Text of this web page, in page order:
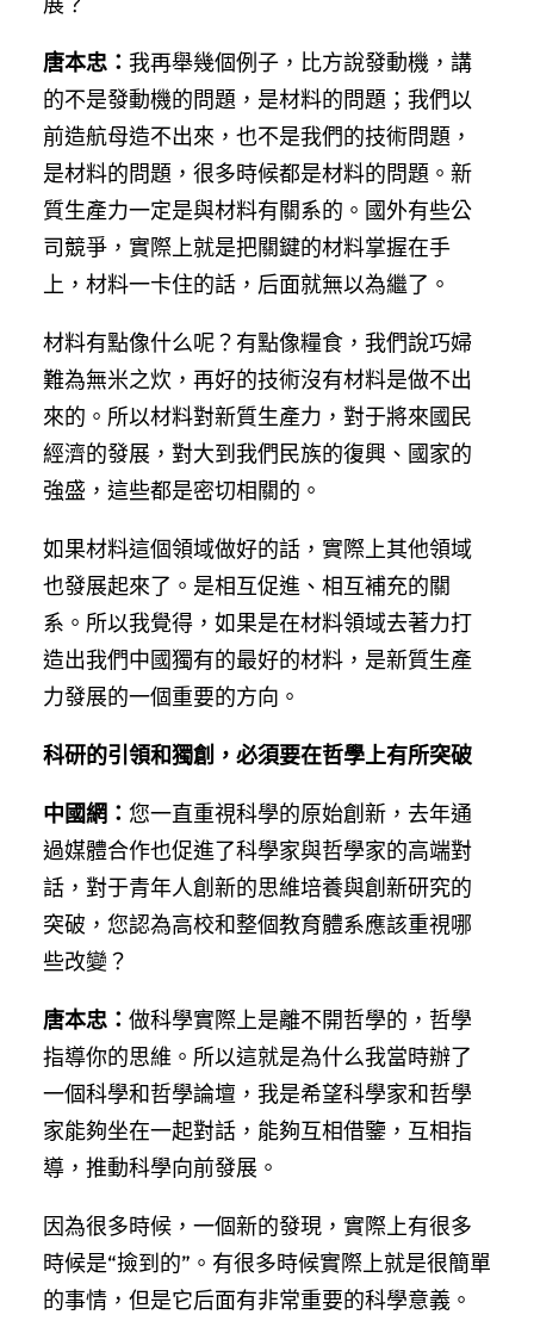
唐本忠： 我再舉幾個例子，比方說發動機，講
的不是發動機的問題，是材料的問題；我們以
前造航母造不出來，也不是我們的技術問題，
是材料的問題，很多時候都是材料的問題。新
質生產力一定是與材料有關系的。國外有些公
司競爭，實際上就是把關鍵的材料掌握在手
上，材料一卡住的話，后面就無以為繼了。
材料有點像什么呢？有點像糧食，我們說巧婦
難為無米之炊，再好的技術沒有材料是做不出
來的。所以材料對新質生產力，對于將來國民
經濟的發展，對大到我們民族的復興、國家的
強盛，這些都是密切相關的。
如果材料這個領域做好的話，實際上其他領域
也發展起來了。是相互促進、相互補充的關
系。所以我覺得，如果是在材料領域去著力打
造出我們中國獨有的最好的材料，是新質生產
力發展的一個重要的方向。
科研的引領和獨創，必須要在哲學上有所突破
中國網： 您一直重視科學的原始創新，去年通
過媒體合作也促進了科學家與哲學家的高端對
話，對于青年人創新的思維培養與創新研究的
突破，您認為高校和整個教育體系應該重視哪
些改變？
唐本忠： 做科學實際上是離不開哲學的，哲學
指導你的思維。所以這就是為什么我當時辦了
一個科學和哲學論壇，我是希望科學家和哲學
家能夠坐在一起對話，能夠互相借鑒，互相指
導，推動科學向前發展。
因為很多時候，一個新的發現，實際上有很多
時候是“撿到的”。有很多時候實際上就是很簡單
的事情，但是它后面有非常重要的科學意義。